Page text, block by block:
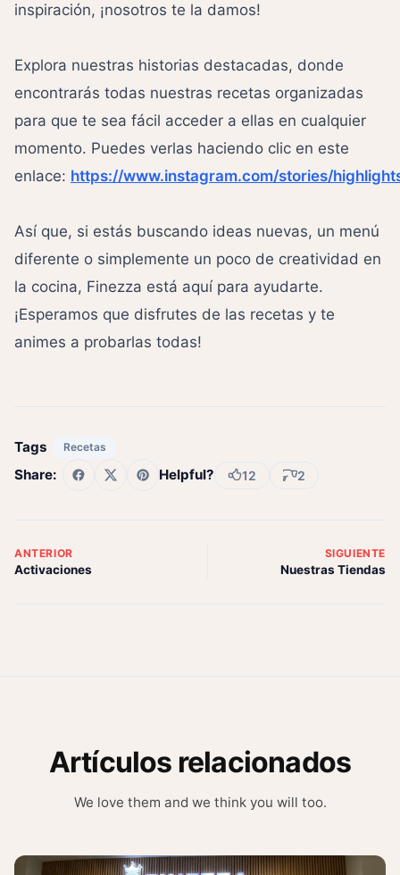
inspiración, ¡nosotros te la damos!
Explora nuestras historias destacadas, donde
encontrarás todas nuestras recetas organizadas
para que te sea fácil acceder a ellas en cualquier
momento. Puedes verlas haciendo clic en este
enlace: https://www.instagram.com/stories/
Así que, si estás buscando ideas nuevas, un menú
diferente o simplemente un poco de creatividad en
la cocina, Finezza está aquí para ayudarte.
¡Esperamos que disfrutes de las recetas y te
animes a probarlas todas!
Tags Recetas
Share: Helpful? 12 2
ANTERIOR
Activaciones
SIGUIENTE
Nuestras Tiendas
Artículos relacionados
We love them and we think you will too.